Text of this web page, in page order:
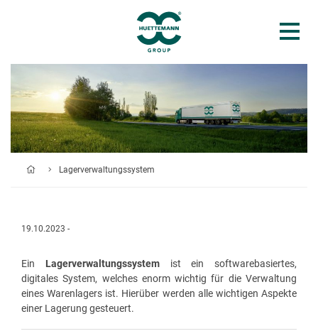
Lagerverwaltungssystem
19.10.2023 -
Ein Lagerverwaltungssystemist ein softwarebasiertes,
digitales System, welches enorm wichtig für die Verwaltung
eines Warenlagers ist. Hierüber werden alle wichtigen Aspekte
einer Lagerung gesteuert.